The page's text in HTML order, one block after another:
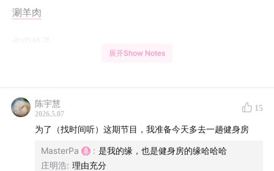
涮羊肉
伤痕椅子
东北与我
长春与入冬三件套
庆岭活鱼
展开Show Notes
陈宇慧
2026.5.07
15
为了（找时间听）这期节目，我准备今天多去一趟健身房
MasterPa : 是我的缘，也是健身房的缘哈哈哈
庄明浩: 理由充分